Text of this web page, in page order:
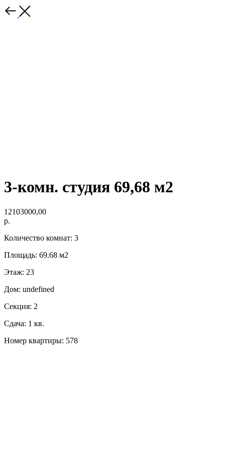
3-комн. студия 69,68 м2
12103000,00
р.
Количество комнат: 3
Площадь: 69.68 м2
Этаж: 23
Дом: undefined
Секция: 2
Сдача: 1 кв.
Номер квартиры: 578